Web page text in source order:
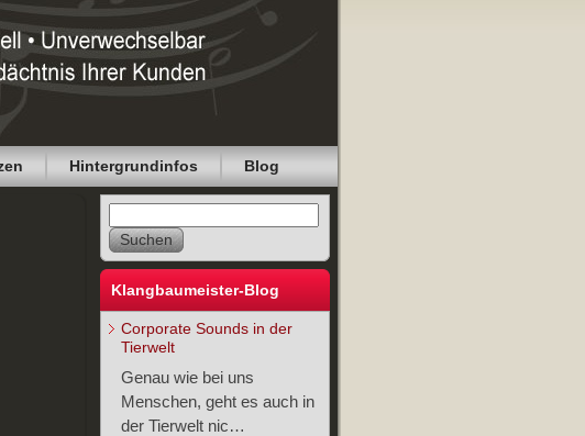
Hintergrundinfos Blog
Klangbaumeister-Blog
Corporate Sounds in der
Tierwelt
Genau wie bei uns
Menschen, geht es auch in
der Tierwelt nic…